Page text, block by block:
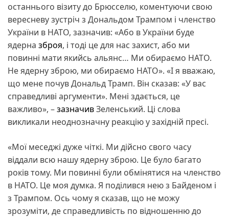
останнього візиту до Брюсселю, коментуючи свою
вересневу зустріч з Дональдом Трампом і членство
України в НАТО, зазначив: «Або в України буде
ядерна зброя, і тоді це для нас захист, або ми
повинні мати якийсь альянс… Ми обираємо НАТО.
Не ядерну зброю, ми обираємо НАТО». «І я вважаю,
що мене почув Дональд Трамп. Він сказав: «У вас
справедливі аргументи». Мені здається, це
важливо», –зазначивЗеленський. Ці слова
викликали неоднозначну реакцію у західній пресі.
«Мої меседжі дуже чіткі. Ми дійсно свого часу
віддали всю нашу ядерну зброю. Це було багато
років тому. Ми повинні були обмінятися на членство
в НАТО. Це моя думка. Я поділився нею з Байденом і
з Трампом. Ось чому я сказав, що не можу
зрозуміти, де справедливість по відношенню до